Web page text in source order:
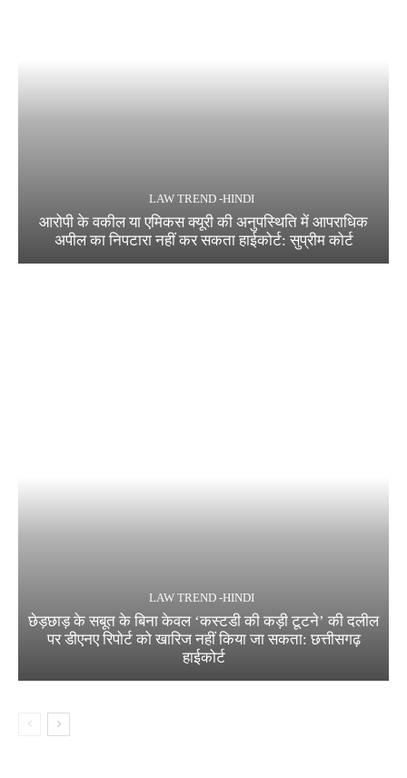
LAW TREND -HINDI
आरोपी के वकील या एमिकस क्यूरी की अनुपस्थिति में आपराधिक
अपील का निपटारा नहीं कर सकता हाईकोर्ट: सुप्रीम कोर्ट
LAW TREND -HINDI
छेड़छाड़ के सबूत के बिना केवल ‘कस्टडी की कड़ी टूटने’ की दलील
पर डीएनए रिपोर्ट को खारिज नहीं किया जा सकता: छत्तीसगढ़
हाईकोर्ट